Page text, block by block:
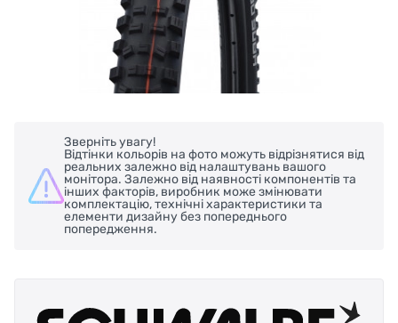
Зверніть увагу!
Відтінки кольорів на фото можуть відрізнятися від
реальних залежно від налаштувань вашого
монітора. Залежно від наявності компонентів та
інших факторів, виробник може змінювати
комплектацію, технічні характеристики та
елементи дизайну без попереднього
попередження.